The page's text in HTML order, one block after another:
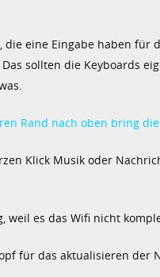
die eine Eingabe haben für
sollten die Keyboards
Rand nach oben bring
Klick Musik oder
weil es das Wifi nicht
für das aktualisieren der